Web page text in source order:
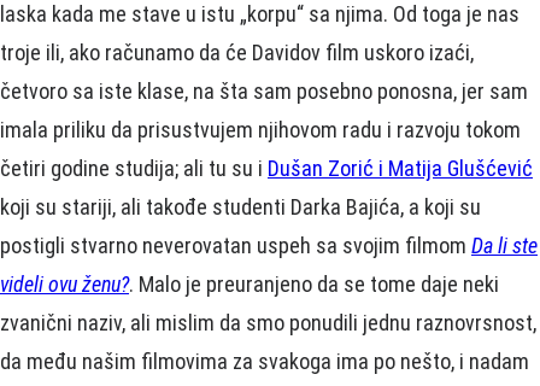
laska kada me stave u istu „korpu“ sa njima. Od toga je nas
troje ili, ako računamo da će Davidov film uskoro izaći,
četvoro sa iste klase, na šta sam posebno ponosna, jer sam
imala priliku da prisustvujem njihovom radu i razvoju tokom
četiri godine studija; ali tu su i Dušan Zorić i Matija Glušćević
koji su stariji, ali takođe studenti Darka Bajića, a koji su
postigli stvarno neverovatan uspeh sa svojim filmom Da li ste
videli ovu ženu?. Malo je preuranjeno da se tome daje neki
zvanični naziv, ali mislim da smo ponudili jednu raznovrsnost,
da među našim filmovima za svakoga ima po nešto, i nadam